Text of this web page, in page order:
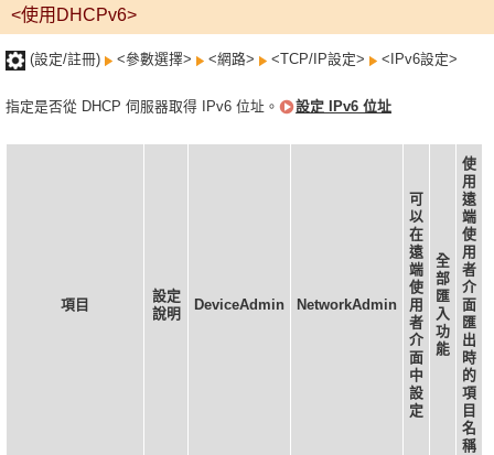
<使用DHCPv6>
(設定/註冊) <參數選擇> <網路> <TCP/IP設定> <IPv6設定>
指定是否從 DHCP 伺服器取得 IPv6 位址。 設定 IPv6 位址
項目
設定
說明
DeviceAdmin NetworkAdmin
可
以
在
遠
端
使
用
者
介
面
中
設
定
全
部
匯
入
功
能
使
用
遠
端
使
用
者
介
面
匯
出
時
的
項
目
名
稱